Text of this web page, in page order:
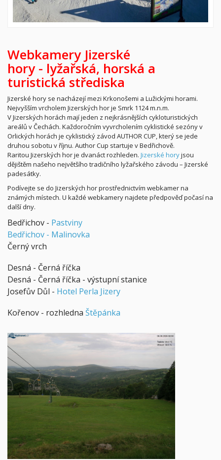
Webkamery Jizerské
hory - lyžařská, horská a
turistická střediska
Jizerské hory se nacházejí mezi Krkonošemi a Lužickými horami.
Nejvyšším vrcholem Jizerských hor je Smrk 1124 m.n.m.
V Jizerských horách mají jeden z nejkrásnějších cykloturistických
areálů v Čechách. Každoročním vyvrcholením cyklistické sezóny v
Orlických horách je cyklistický závod AUTHOR CUP, který se jede
druhou sobotu v říjnu. Author Cup startuje v Bedřichově.
Raritou Jizerských hor je dvanáct rozhleden. Jizerské horyjsou
dějištěm našeho největšího tradičního lyžařského závodu – Jizerské
padesátky.
Podívejte se do Jizerských hor prostřednictvím webkamer na
známých místech. U každé webkamery najdete předpověď počasí na
další dny.
Bedřichov - Pastviny
Bedřichov - Malinovka
Černý vrch
Desná - Černá říčka
Desná - Černá říčka - výstupní stanice
Josefův Důl - Hotel Perla Jizery
Kořenov - rozhledna Štěpánka